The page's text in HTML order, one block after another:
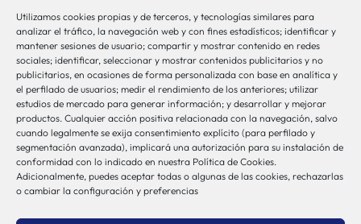
Utilizamos cookies propias y de terceros, y tecnologías similares para
analizar el tráfico, la navegación web y con fines estadísticos; identificar y
mantener sesiones de usuario; compartir y mostrar contenido en redes
sociales; identificar, seleccionar y mostrar contenidos publicitarios y no
publicitarios, en ocasiones de forma personalizada con base en analítica y
el perfilado de usuarios; medir el rendimiento de los anteriores; utilizar
estudios de mercado para generar información; y desarrollar y mejorar
productos. Cualquier acción positiva relacionada con la navegación, salvo
cuando legalmente se exija consentimiento explícito (para perfilado y
segmentación avanzada), implicará una autorización para su instalación de
conformidad con lo indicado en nuestra Política de Cookies.
Adicionalmente, puedes aceptar todas o algunas de las cookies, rechazarlas
o cambiar la configuración y preferencias
bio-sistemak@bio-sistemak.eus
944 00 77 90
Otros Enlaces
Osakidetza